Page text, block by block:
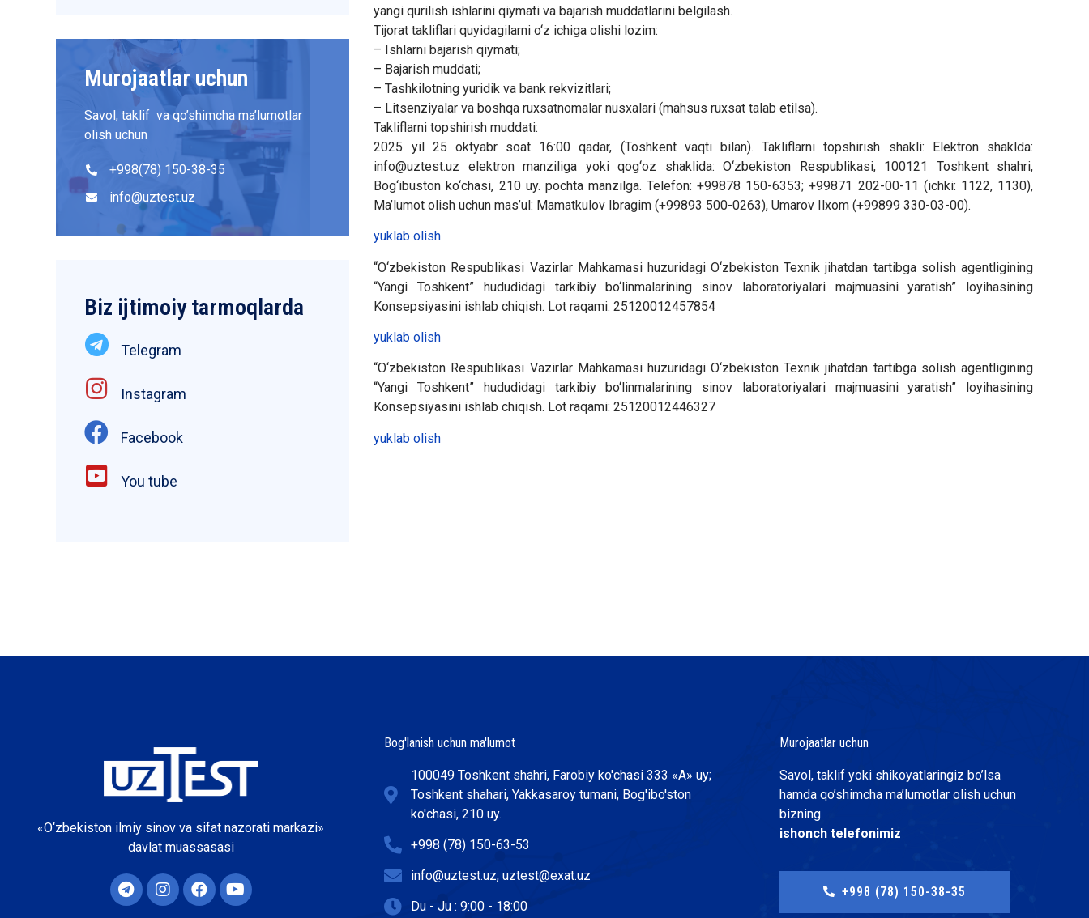
Murojaatlar uchun
Savol, taklif va qo’shimcha ma’lumotlar
olish uchun
+998(78) 150-38-35
info@uztest.uz
Biz ijtimoiy tarmoqlarda
Telegram
Instagram
Facebook
You tube
yangi qurilish ishlarini qiymati va bajarish muddatlarini belgilash.
Tijorat takliflari quyidagilarni o‘z ichiga olishi lozim:
– Ishlarni bajarish qiymati;
– Bajarish muddati;
– Tashkilotning yuridik va bank rekvizitlari;
– Litsenziyalar va boshqa ruxsatnomalar nusxalari (mahsus ruxsat talab etilsa).
Takliflarni topshirish muddati:
2025 yil 25 oktyabr soat 16:00 qadar, (Toshkent vaqti bilan). Takliflarni topshirish shakli: Elektron shaklda:
info@uztest.uz elektron manziliga yoki qog‘oz shaklida: O‘zbekiston Respublikasi, 100121 Toshkent shahri,
Bog‘ibuston ko‘chasi, 210 uy. pochta manzilga. Telefon: +99878 150-6353; +99871 202-00-11 (ichki: 1122, 1130),
Ma’lumot olish uchun mas’ul: Mamatkulov Ibragim (+99893 500-0263), Umarov Ilxom (+99899 330-03-00).
yuklab olish
“O‘zbekiston Respublikasi Vazirlar Mahkamasi huzuridagi O‘zbekiston Texnik jihatdan tartibga solish agentligining
“Yangi Toshkent” hududidagi tarkibiy bo‘linmalarining sinov laboratoriyalari majmuasini yaratish” loyihasining
Konsepsiyasini ishlab chiqish. Lot raqami: 25120012457854
yuklab olish
“O‘zbekiston Respublikasi Vazirlar Mahkamasi huzuridagi O‘zbekiston Texnik jihatdan tartibga solish agentligining
“Yangi Toshkent” hududidagi tarkibiy bo‘linmalarining sinov laboratoriyalari majmuasini yaratish” loyihasining
Konsepsiyasini ishlab chiqish. Lot raqami: 25120012446327
yuklab olish
«O‘zbekiston ilmiy sinov va sifat nazorati markazi»
davlat muassasasi
Bog'lanish uchun ma'lumot
100049 Toshkent shahri, Farobiy ko'chasi 333 «А» uy;
Toshkent shahari, Yakkasaroy tumani, Bog'ibo'ston
ko'chasi, 210 uy.
+998 (78) 150-63-53
info@uztest.uz, uztest@exat.uz
Du - Ju : 9:00 - 18:00
Murojaatlar uchun
Savol, taklif yoki shikoyatlaringiz bo’lsa
hamda qo’shimcha ma’lumotlar olish uchun
bizning
ishonch telefonimiz
+998 (78) 150-38-35